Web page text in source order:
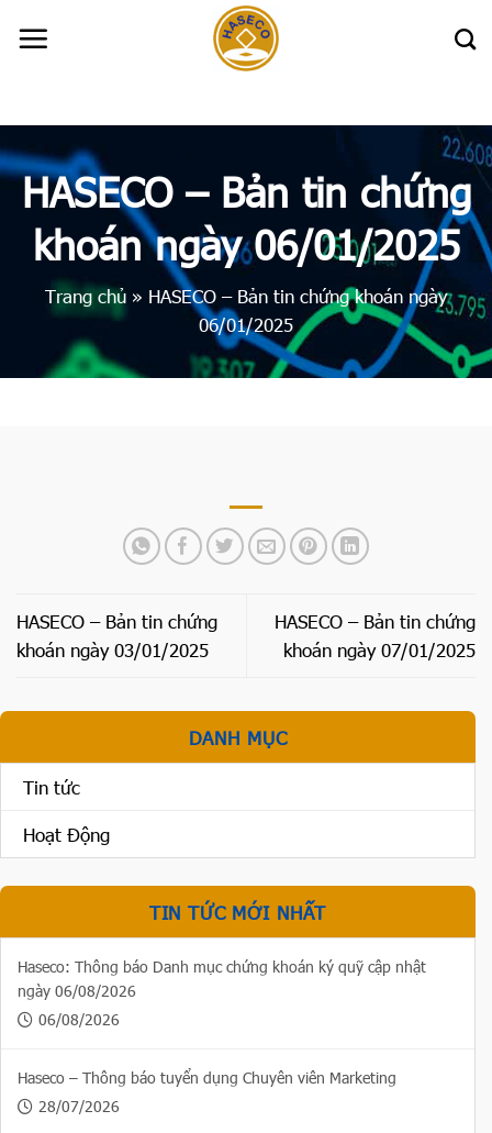
HASECO – Bản tin chứng
khoán ngày 06/01/2025
Trang chủ » HASECO – Bản tin chứng khoán ngày
06/01/2025
HASECO – Bản tin chứng
khoán ngày 03/01/2025
HASECO – Bản tin chứng
khoán ngày 07/01/2025
DANH MỤC
Tin tức
Hoạt Động
TIN TỨC MỚI NHẤT
Haseco: Thông báo Danh mục chứng khoán ký quỹ cập nhật
ngày 06/08/2026
06/08/2026
Haseco – Thông báo tuyển dụng Chuyên viên Marketing
28/07/2026